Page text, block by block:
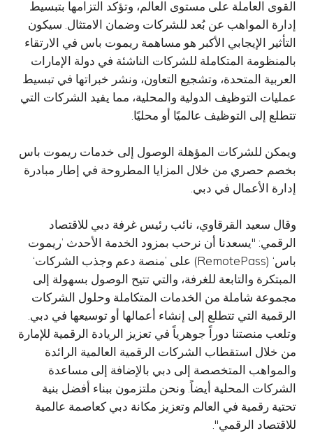
القوى العاملة على مستوى العالم، وتؤكد التزامها بتبسيط
إدارة المواهب عن بُعد للشركات وضمان الامتثال. سيكون
التأثير الإيجابي الأكبر هو مساهمة ريموت باس في الارتقاء
بالمنظومة المتكاملة للشركات الناشئة في دولة الإمارات
العربية المتحدة، وتشجيع التعاون، ونشر خبراتها في تبسيط
عمليات التوظيف الدولية والمحلية، مما يفيد الشركات التي
تتطلع إلى التوظيف عالميًا أو محليًا.
ويمكن للشركات المؤهلة الوصول إلى خدمات ريموت باس
بخصم حصري من خلال المزايا المطروحة في إطار مبادرة
إدارة الأعمال في دبي.
وقال سعيد القرقاوي، نائب رئيس غرفة دبي للاقتصاد
الرقمي: "يسعدنا أن نرحب بمزود الخدمة الأحدث ’ريموت
باس‘ (RemotePass) على ’منصة دعم وجذب الشركات‘
المبتكرة والتابعة للغرفة، والتي تتيح الوصول بسهولة إلى
مجموعة شاملة من الخدمات المتكاملة وحلول الشركات
الرقمية التي تتطلع إلى إنشاء أعمالها أو توسيعها في دبي.
وتلعب منصتنا دوراً جوهرياً في تعزيز الريادة الرقمية للإمارة
من خلال استقطاب الشركات الرقمية العالمية الرائدة
والمواهب المتخصصة إلى دبي بالإضافة إلى مساعدة
الشركات المحلية أيضاً. ونحن ملتزمون ببناء أفضل بنية
تحتية رقمية في العالم وتعزيز مكانة دبي كعاصمة عالمية
للاقتصاد الرقمي".